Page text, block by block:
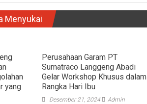
Menyukai
yang
Perusahaan Garam PT
Sumatraco Langgeng Abadi
Gelar Workshop Khusus dalam
Rangka Hari Ibu
Desember 21, 2024
Admin